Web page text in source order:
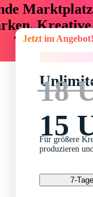
76 % an
Jetzt im Angebot!
18
15
Für größere
produzieren
7-